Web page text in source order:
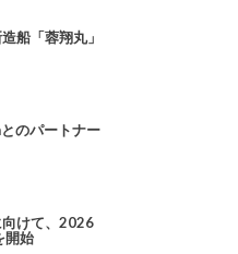
船「蓉翔丸」
のパートナー
向けて、2026
開始